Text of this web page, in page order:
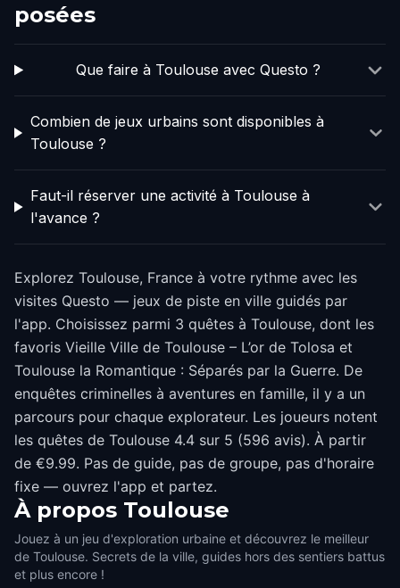
posées
Que faire à Toulouse avec Questo ?
Combien de jeux urbains sont disponibles à
Toulouse ?
Faut-il réserver une activité à Toulouse à
l'avance ?
Explorez Toulouse, France à votre rythme avec les
visites Questo — jeux de piste en ville guidés par
l'app. Choisissez parmi 3 quêtes à Toulouse, dont les
favoris Vieille Ville de Toulouse – L’or de Tolosa et
Toulouse la Romantique : Séparés par la Guerre. De
enquêtes criminelles à aventures en famille, il y a un
parcours pour chaque explorateur. Les joueurs notent
les quêtes de Toulouse 4.4 sur 5 (596 avis). À partir
de €9.99. Pas de guide, pas de groupe, pas d'horaire
fixe — ouvrez l'app et partez.
À propos Toulouse
Jouez à un jeu d'exploration urbaine et découvrez le meilleur
de Toulouse. Secrets de la ville, guides hors des sentiers battus
et plus encore !